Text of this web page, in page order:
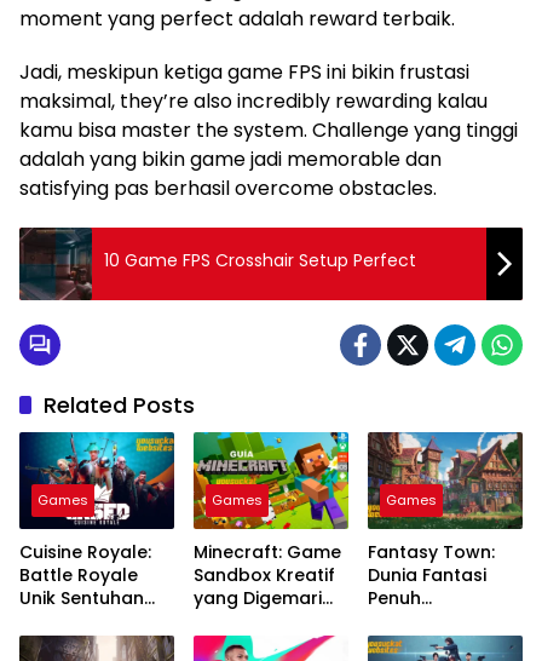
moment yang perfect adalah reward terbaik.
Jadi, meskipun ketiga game FPS ini bikin frustasi
maksimal, they’re also incredibly rewarding kalau
kamu bisa master the system. Challenge yang tinggi
adalah yang bikin game jadi memorable dan
satisfying pas berhasil overcome obstacles.
10 Game FPS Crosshair Setup Perfect
Related Posts
Games
Cuisine Royale:
Battle Royale
Unik Sentuhan
Inovatif
Games
Minecraft: Game
Sandbox Kreatif
yang Digemari
Games
Fantasy Town:
Dunia Fantasi
Penuh
Seru